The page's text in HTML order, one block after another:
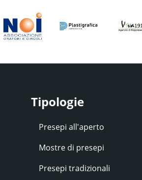
Tipologie
Presepi all'aperto
Mostre di presepi
Presepi tradizionali